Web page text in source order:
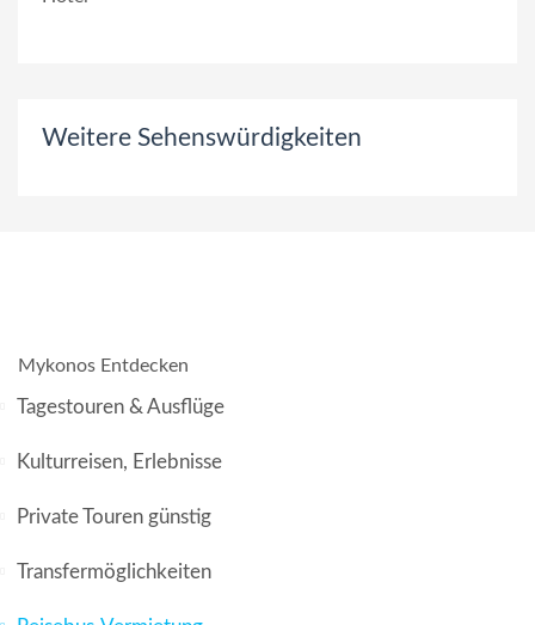
Weitere Sehenswürdigkeiten
Mykonos Entdecken
Tagestouren & Ausflüge
Kulturreisen, Erlebnisse
Private Touren günstig
Transfermöglichkeiten